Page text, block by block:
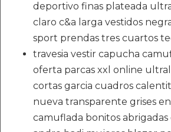
deportivo finas plateada
claro c&a larga vestidos
sport prendas tres cuartos
travesia vestir capucha
oferta parcas xxl online
cortas garcia cuadros
nueva transparente grises
camuflada bonitos